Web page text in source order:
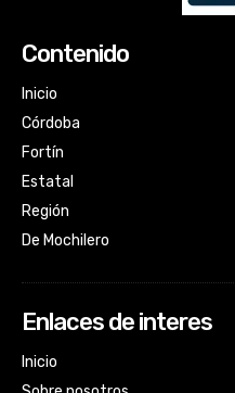
Contenido
Inicio
Córdoba
Fortín
Estatal
Región
De Mochilero
Enlaces de interes
Inicio